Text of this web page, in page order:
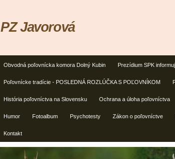
Obvodná poľovnícka komora Dolný Kubin Prezídium SPK
Poľovnícke tradície - POSLEDNÁ ROZLÚČKA S POĽOVNÍKOM
História poľovníctva na Slovensku Ochrana a úloha poľovníctva
Humor Fotoalbum Psychotesty Zákon o poľovníctve
Kontakt
PZ Javorová